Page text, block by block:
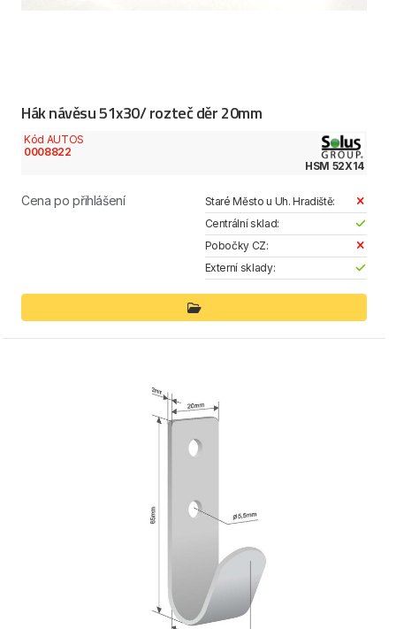
Hák návěsu 51x30/ rozteč děr 20mm
Kód AUTOS
0008822
HSM 52X14
Cena po přihlášení
Staré Město u Uh. Hradiště:
Centrální sklad:
Pobočky CZ:
Externí sklady: